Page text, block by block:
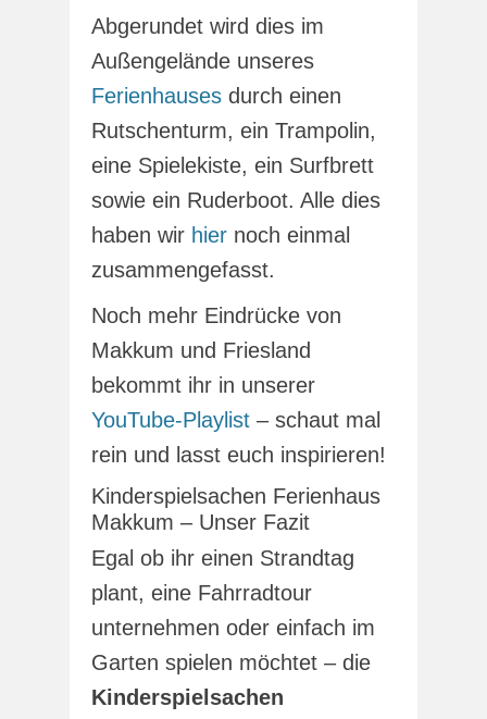
Abgerundet wird dies im
Außengelände unseres
Ferienhauses durch einen
Rutschenturm, ein Trampolin,
eine Spielekiste, ein Surfbrett
sowie ein Ruderboot. Alle dies
haben wir hier noch einmal
zusammengefasst.
Noch mehr Eindrücke von
Makkum und Friesland
bekommt ihr in unserer
YouTube-Playlist – schaut mal
rein und lasst euch inspirieren!
Kinderspielsachen Ferienhaus
Makkum – Unser Fazit
Egal ob ihr einen Strandtag
plant, eine Fahrradtour
unternehmen oder einfach im
Garten spielen möchtet – die
Kinderspielsachen